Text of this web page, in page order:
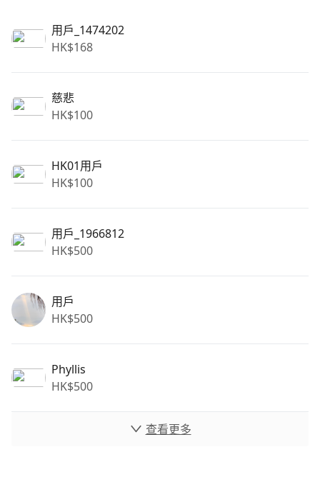
用戶_1474202
HK$168
慈悲
HK$100
HK01用戶
HK$100
用戶_1966812
HK$500
用戶
HK$500
Phyllis
HK$500
查看更多